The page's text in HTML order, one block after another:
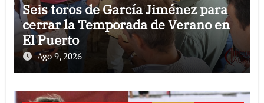
Seis toros de García Jiménez para
cerrar la Temporada de Verano en
El Puerto
Ago 9, 2026